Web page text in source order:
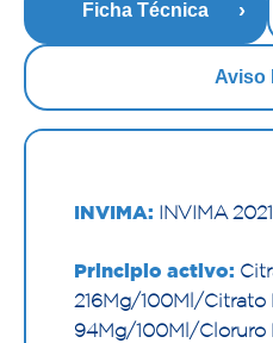
Ficha Técnica
Aviso
INVIMA: INVIMA
Principio activo:
216Mg/100Ml/Citrato
94Mg/100Ml/Cloruro